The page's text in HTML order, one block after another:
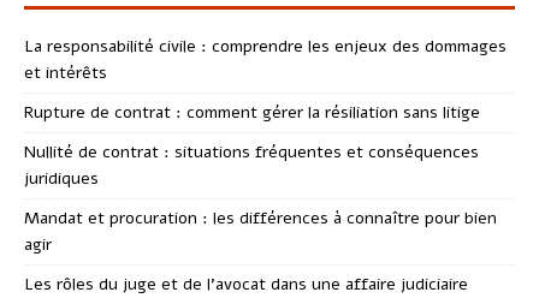
La responsabilité civile : comprendre les enjeux des dommages
et intérêts
Rupture de contrat : comment gérer la résiliation sans litige
Nullité de contrat : situations fréquentes et conséquences
juridiques
Mandat et procuration : les différences à connaître pour bien
agir
Les rôles du juge et de l’avocat dans une affaire judiciaire